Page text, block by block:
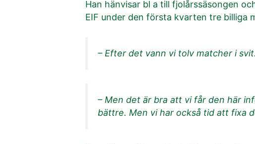
Han hänvisar bl a till fjolårssäsongen
EIF under den första kvarten tre billiga
– Efter det vann vi tolv matcher i
– Men det är bra att vi får den här
bättre. Men vi har också tid att fixa